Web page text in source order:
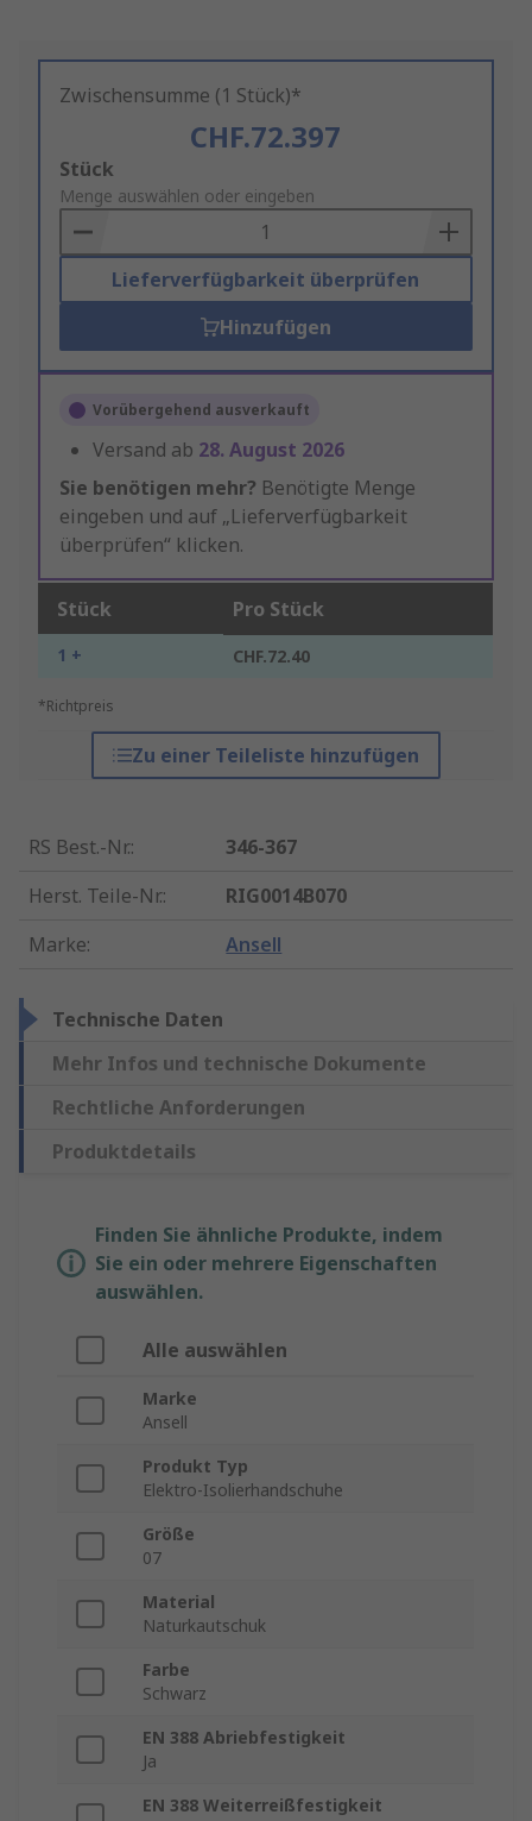
Zwischensumme (1 Stück)*
CHF.72.397
Add
to
Basket
Stück
Menge auswählen oder eingeben
Lieferverfügbarkeit überprüfen
Hinzufügen
Vorübergehend ausverkauft
Versand ab 28. August 2026
Sie benötigen mehr? Benötigte Menge
eingeben und auf „Lieferverfügbarkeit
überprüfen“ klicken.
Stück Pro Stück
1 + CHF.72.40
*Richtpreis
Zu einer Teileliste hinzufügen
RS Best.-Nr.:
346-367
Herst. Teile-Nr.:
RIG0014B070
Marke: Ansell
Technische Daten
Mehr Infos und technische Dokumente
Rechtliche Anforderungen
Produktdetails
Finden Sie ähnliche Produkte, indem
Sie ein oder mehrere Eigenschaften
auswählen.
Alle auswählen
Marke
Ansell
Produkt Typ
Elektro-Isolierhandschuhe
Größe
07
Material
Naturkautschuk
Farbe
Schwarz
EN 388 Abriebfestigkeit
Ja
EN 388 Weiterreißfestigkeit